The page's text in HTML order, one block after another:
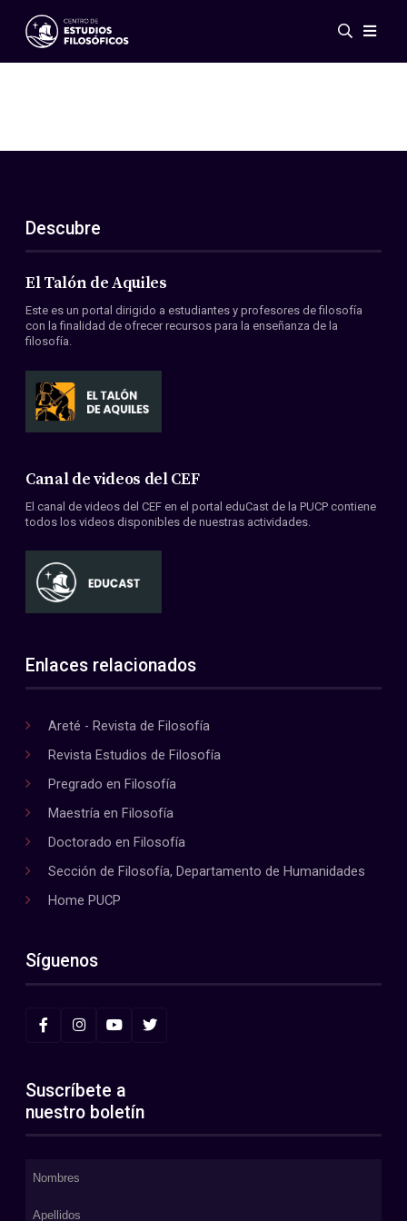
Eventos
ES
EN
Acerca de nosotros
Miembros
Convenios
Descubre
El Talón de Aquiles
Este es un portal dirigido a estudiantes y profesores de filosofía
con la finalidad de ofrecer recursos para la enseñanza de la
filosofía.
Canal de videos del CEF
El canal de videos del CEF en el portal eduCast de la PUCP contiene
todos los videos disponibles de nuestras actividades.
Enlaces relacionados
Areté - Revista de Filosofía
Revista Estudios de Filosofía
Pregrado en Filosofía
Maestría en Filosofía
Doctorado en Filosofía
Sección de Filosofía, Departamento de Humanidades
Home PUCP
Síguenos
Suscríbete a
nuestro boletín